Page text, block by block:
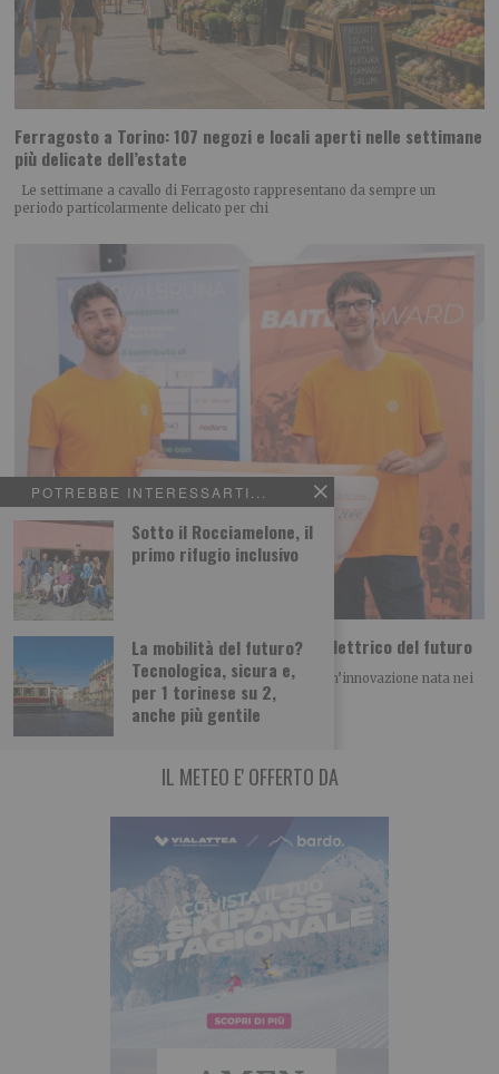
POTREBBE INTERESSARTI...
Sotto il Rocciamelone, il
primo rifugio inclusivo
La mobilità del futuro?
Tecnologica, sicura e,
per 1 torinese su 2,
anche più gentile
Ferragosto a Torino: 107 negozi e locali aperti nelle settimane
più delicate dell’estate
Le settimane a cavallo di Ferragosto rappresentano da sempre un
periodo particolarmente delicato per chi
Dal Politecnico di Torino arriva il motore elettrico del futuro
Il progetto IONX conquista il BAITE Award 2026 Un’innovazione nata nei
laboratori del Politecnico di Torino
IL METEO E' OFFERTO DA